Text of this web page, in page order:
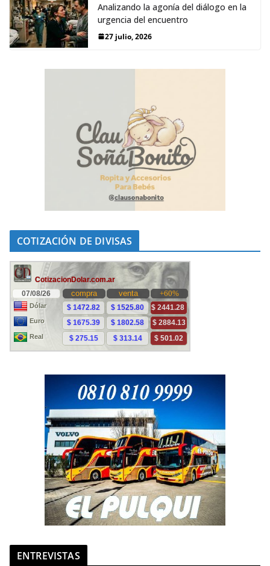
Analizando la agonía del diálogo en la
urgencia del encuentro
27 julio, 2026
COTIZACIÓN DE DIVISAS
ENTREVISTAS